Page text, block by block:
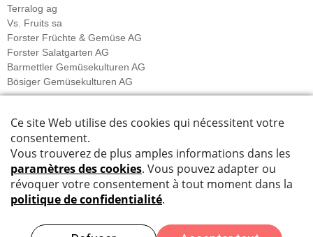
Terralog ag
Vs. Fruits sa
Forster Früchte & Gemüse AG
Forster Salatgarten AG
Barmettler Gemüsekulturen AG
Bösiger Gemüsekulturen AG
Plan du site
Impressum
Data privacy
Désistement
Facebook